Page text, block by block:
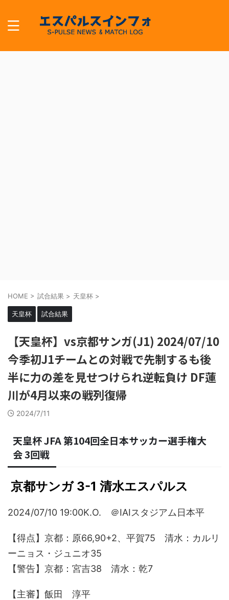
HOME > 試合結果 > 天皇杯 >
天皇杯 試合結果
【天皇杯】vs京都サンガ(J1) 2024/07/10
今季初J1チームとの対戦で先制するも後
半に力の差を見せつけられ逆転負け DF蓮
川が4月以来の戦列復帰
2024/7/11
天皇杯 JFA 第104回全日本サッカー選手権大
会 3回戦
京都サンガ 3-1 清水エスパルス
2024/07/10 19:00K.O. ＠IAIスタジアム日本平
【得点】京都：原66,90+2、平賀75 清水：カルリ
ーニョス・ジュニオ35
【警告】京都：宮吉38 清水：乾7
【主審】飯田 淳平